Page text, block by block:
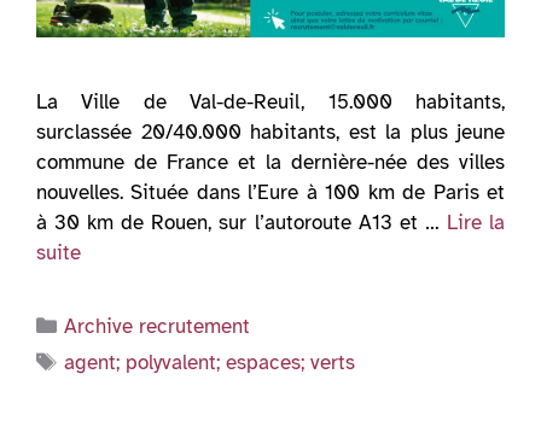
La Ville de Val-de-Reuil, 15.000 habitants,
surclassée 20/40.000 habitants, est la plus jeune
commune de France et la dernière-née des villes
nouvelles. Située dans l’Eure à 100 km de Paris et
à 30 km de Rouen, sur l’autoroute A13 et … Lire la
suite
Catégories
Archive recrutement
Étiquettes
agent; polyvalent; espaces; verts